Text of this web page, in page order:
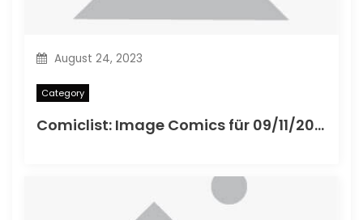
August 24, 2023
Category
Comiclist: Image Comics für 09/11/2013